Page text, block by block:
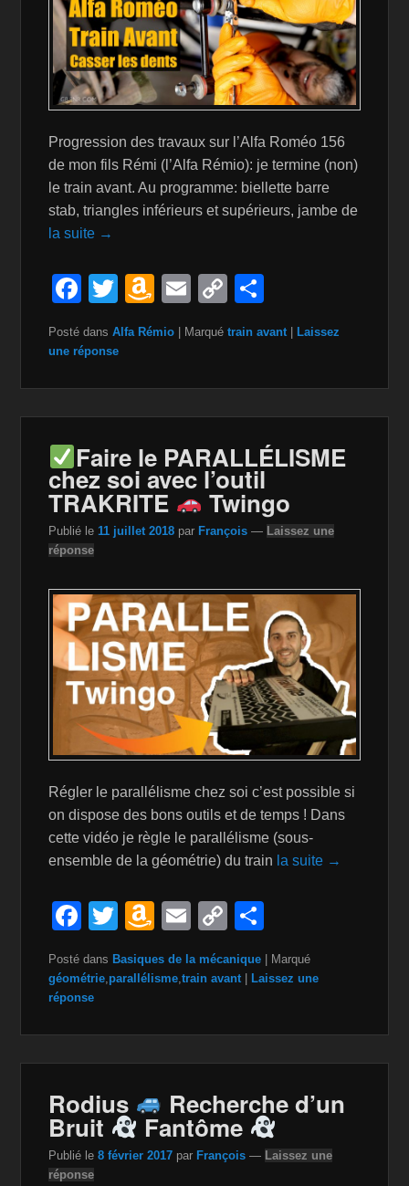
Progression des travaux sur l’Alfa Roméo 156
de mon fils Rémi (l’Alfa Rémio): je termine (non)
le train avant. Au programme: biellette barre
stab, triangles inférieurs et supérieurs, jambe de
la suite →
F
a
c
o
k
T
wi
tt
A
m
a
W
is
h
st
E
m
ail
C
o
p
k
ta
Posté dans Alfa Rémio Marqué train avant
Laissez
une réponse
Faire le PARALLÉLISME
chez soi avec l’outil
TRAKRITE Twingo
Publié le11 juillet 2018 par François — Laissez une
réponse
Régler le parallélisme chez soi c’est possible si
on dispose des bons outils et de temps ! Dans
cette vidéo je règle le parallélisme (sous-
ensemble de la géométrie) du train la suite →
F
a
c
e
b
o
o
k
T
wi
tt
A
m
a
o
n
W
is
h
E
m
ail
C
o
p
Li
n
k
ar
ta
er
Posté dans Basiques de la mécanique
Marqué
géométrie,parallélisme,train avant
Laissez une
réponse
Rodius Recherche d’un
Bruit Fantôme
Publié le8 février 2017 par François — Laissez une
réponse